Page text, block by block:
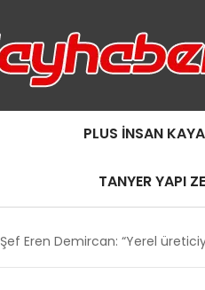
PLUS İNSAN
TANYER YAPI
Şef Eren Demircan: “Yerel